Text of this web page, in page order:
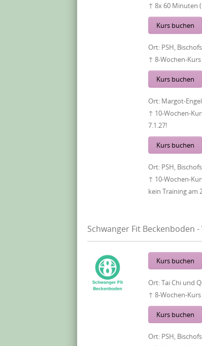
↑ 8x 60 Minuten
Kurs buchen
Ort: PSH,
↑ 8-Wochen-
Kurs buchen
Ort: Margot-
↑ 10-Wochen-
7.1.27!
Kurs buchen
Ort: PSH,
↑ 10-Wochen-
kein Training am
Schwanger Fit Beckenboden
Kurs buchen
Ort:Tai Chi und
↑ 8-Wochen-
Kurs buchen
Ort: PSH,